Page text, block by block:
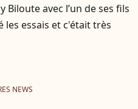
Biloute avec l’un de ses fils
les essais et c'était très
NEWS